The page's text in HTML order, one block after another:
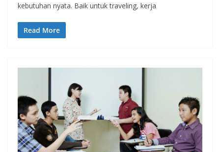
kebutuhan nyata. Baik untuk traveling, kerja
Read More